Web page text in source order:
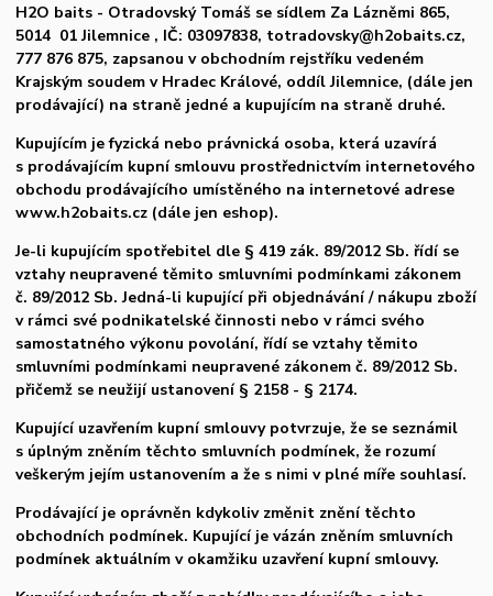
H2O baits - Otradovský Tomáš se sídlem Za Lázněmi 865,
5014 01 Jilemnice , IČ: 03097838, totradovsky@h2obaits.cz,
777 876 875, zapsanou v obchodním rejstříku vedeném
Krajským soudem v Hradec Králové, oddíl Jilemnice, (dále jen
prodávající) na straně jedné a kupujícím na straně druhé.
Kupujícím je fyzická nebo právnická osoba, která uzavírá
s prodávajícím kupní smlouvu prostřednictvím internetového
obchodu prodávajícího umístěného na internetové adrese
www.h2obaits.cz (dále jen eshop).
Je-li kupujícím spotřebitel dle § 419 zák. 89/2012 Sb. řídí se
vztahy neupravené těmito smluvními podmínkami zákonem
č. 89/2012 Sb. Jedná-li kupující při objednávání / nákupu zboží
v rámci své podnikatelské činnosti nebo v rámci svého
samostatného výkonu povolání, řídí se vztahy těmito
smluvními podmínkami neupravené zákonem č. 89/2012 Sb.
přičemž se neužijí ustanovení § 2158 - § 2174.
Kupující uzavřením kupní smlouvy potvrzuje, že se seznámil
s úplným zněním těchto smluvních podmínek, že rozumí
veškerým jejím ustanovením a že s nimi v plné míře souhlasí.
Prodávající je oprávněn kdykoliv změnit znění těchto
obchodních podmínek. Kupující je vázán zněním smluvních
podmínek aktuálním v okamžiku uzavření kupní smlouvy.